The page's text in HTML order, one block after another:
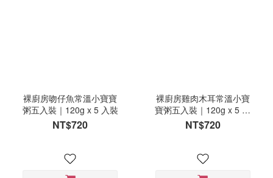
裸廚房吻仔魚常溫小寶寶
粥五入裝｜120g x 5 入裝
NT$720
裸廚房雞肉木耳常溫小寶
寶粥五入裝｜120g x 5 入
裝
NT$720